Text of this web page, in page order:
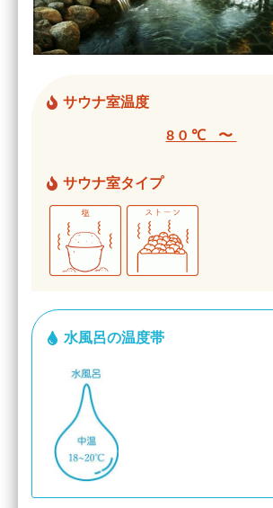
サウナ室温度
80℃ 〜
サウナ室タイプ
水風呂の温度帯